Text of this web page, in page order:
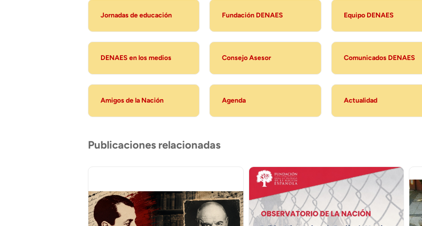
Jornadas de educación Fundación DENAES Equipo DENAES
DENAES en los medios Consejo Asesor Comunicados DENAES
Amigos de la Nación Agenda Actualidad
Publicaciones relacionadas